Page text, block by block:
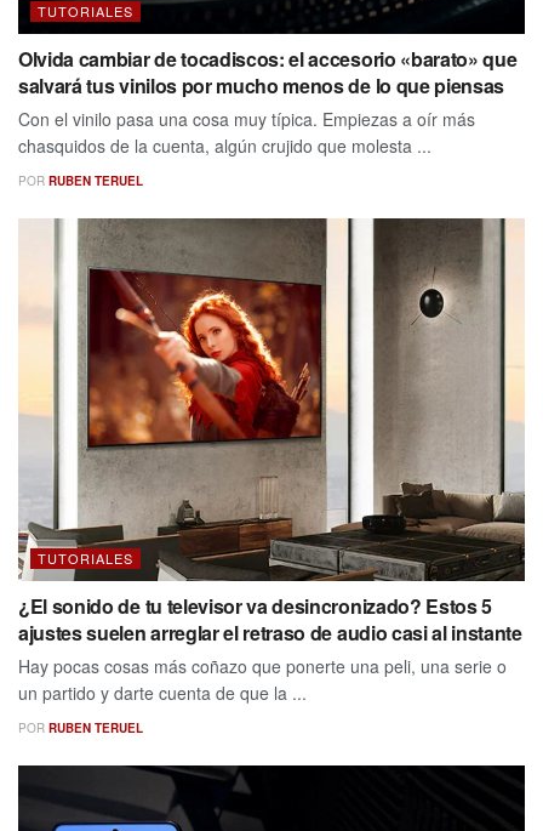
TUTORIALES
Olvida cambiar de tocadiscos: el accesorio «barato» que
salvará tus vinilos por mucho menos de lo que piensas
Con el vinilo pasa una cosa muy típica. Empiezas a oír más
chasquidos de la cuenta, algún crujido que molesta ...
POR RUBEN TERUEL
TUTORIALES
¿El sonido de tu televisor va desincronizado? Estos 5
ajustes suelen arreglar el retraso de audio casi al instante
Hay pocas cosas más coñazo que ponerte una peli, una serie o
un partido y darte cuenta de que la ...
POR RUBEN TERUEL